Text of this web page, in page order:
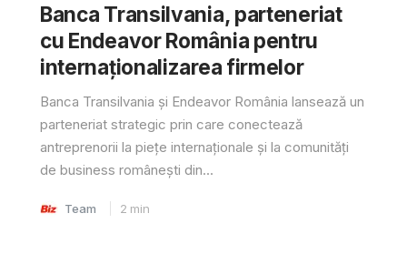
Banca Transilvania, parteneriat
cu Endeavor România pentru
internaționalizarea firmelor
Banca Transilvania și Endeavor România lansează un
parteneriat strategic prin care conectează
antreprenorii la piețe internaționale și la comunități
de business românești din...
Team 2 min